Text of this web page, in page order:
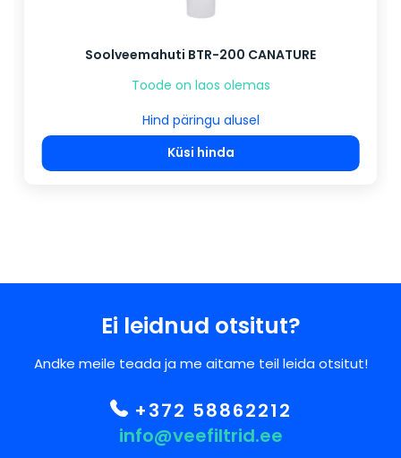
Soolveemahuti BTR-200 CANATURE
Toode on laos olemas
Hind päringu alusel
Küsi hinda
Ei leidnud otsitut?
Andke meile teada ja me aitame teil leida otsitut!
+372 58862212
info@veefiltrid.ee